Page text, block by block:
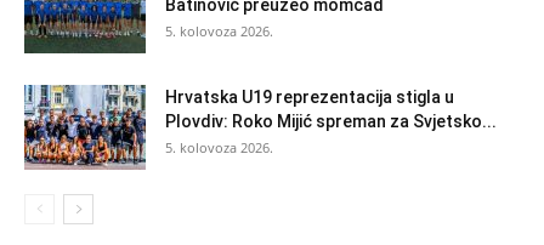
Batinović preuzeo momčad
5. kolovoza 2026.
Hrvatska U19 reprezentacija stigla u
Plovdiv: Roko Mijić spreman za Svjetsko...
5. kolovoza 2026.